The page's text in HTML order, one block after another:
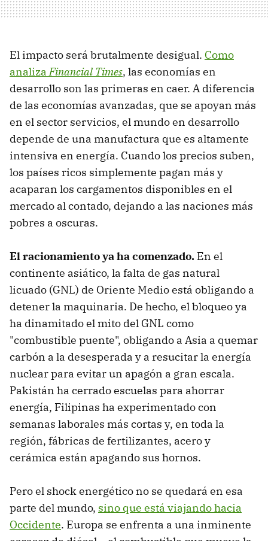
El impacto será brutalmente desigual. Como
analizaFinancial Times, las economías en
desarrollo son las primeras en caer. A diferencia
de las economías avanzadas, que se apoyan más
en el sector servicios, el mundo en desarrollo
depende de una manufactura que es altamente
intensiva en energía. Cuando los precios suben,
los países ricos simplemente pagan más y
acaparan los cargamentos disponibles en el
mercado al contado, dejando a las naciones más
pobres a oscuras.
El racionamiento ya ha comenzado. En el
continente asiático, la falta de gas natural
licuado (GNL) de Oriente Medio está obligando a
detener la maquinaria. De hecho, el bloqueo ya
ha dinamitado el mito del GNL como
"combustible puente", obligando a Asia a quemar
carbón a la desesperada y a resucitar la energía
nuclear para evitar un apagón a gran escala.
Pakistán ha cerrado escuelas para ahorrar
energía, Filipinas ha experimentado con
semanas laborales más cortas y, en toda la
región, fábricas de fertilizantes, acero y
cerámica están apagando sus hornos.
Pero el shock energético no se quedará en esa
parte del mundo, sino que está viajando hacia
Occidente. Europa se enfrenta a una inminente